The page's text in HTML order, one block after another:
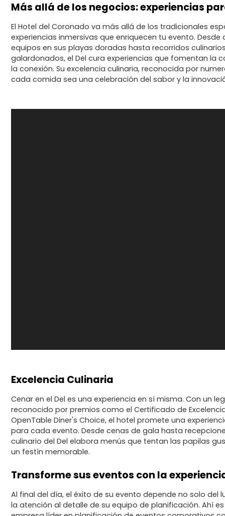
Más allá de los negocios: experiencias
El Hotel del Coronado va más allá de los tradicionales
experiencias inmersivas que enriquecen tu evento.
equipos en sus playas doradas hasta recorridos
galardonados, el Del cura experiencias que fomentan la
la conexión. Su excelencia culinaria, reconocida por
cada comida sea una celebración del sabor y la
Excelencia Culinaria
Cenar en el Del es una experiencia en sí misma. Con un
reconocido por premios como el Certificado de
OpenTable Diner's Choice, el hotel promete una
para cada evento. Desde cenas de gala hasta
culinario del Del elabora menús que tentan las papilas
un festín memorable.
Transforme sus eventos con la
Al final del día, el éxito de su evento depende no solo del
la atención al detalle de su equipo de planificación. Ahí